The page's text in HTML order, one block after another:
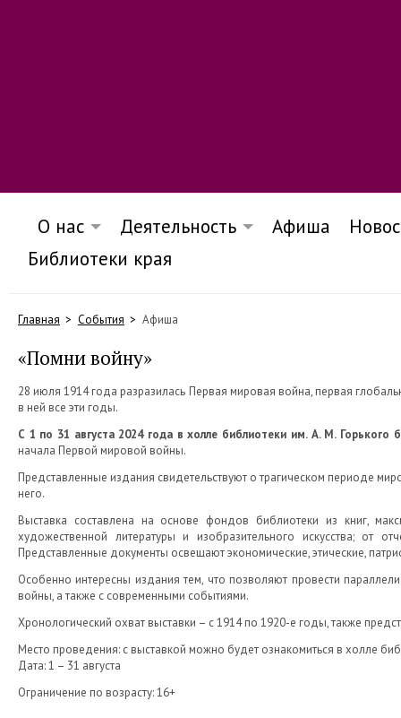
О нас Деятельность Афиша
Библиотеки края
Главная События Афиша
«Помни войну»
28 июля 1914 года разразилась Первая мировая война, первая
в ней все эти годы.
С 1 по 31 августа 2024 года в холле библиотеки им. А. М. Горького
начала Первой мировой войны.
Представленные издания свидетельствуют о трагическом периоде
него.
Выставка составлена на основе фондов библиотеки из книг,
художественной литературы и изобразительного искусства;
Представленные документы освещают экономические, этические,
Особенно интересны издания тем, что позволяют провести
войны, а также с современными событиями.
Хронологический охват выставки – с 1914 по 1920-е годы, также
Место проведения: с выставкой можно будет ознакомиться в холле
Дата: 1 – 31 августа
Ограничение по возрасту: 16+